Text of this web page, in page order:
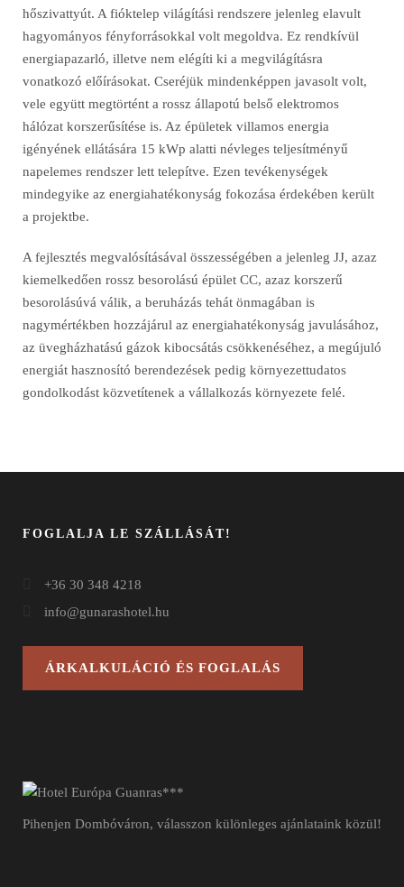
hőszivattyút. A fióktelep világítási rendszere jelenleg elavult
hagyományos fényforrásokkal volt megoldva. Ez rendkívül
energiapazarló, illetve nem elégíti ki a megvilágításra
vonatkozó előírásokat. Cseréjük mindenképpen javasolt volt,
vele együtt megtörtént a rossz állapotú belső elektromos
hálózat korszerűsítése is. Az épületek villamos energia
igényének ellátására 15 kWp alatti névleges teljesítményű
napelemes rendszer lett telepítve. Ezen tevékenységek
mindegyike az energiahatékonyság fokozása érdekében került
a projektbe.
A fejlesztés megvalósításával összességében a jelenleg JJ, azaz
kiemelkedően rossz besorolású épület CC, azaz korszerű
besorolásúvá válik, a beruházás tehát önmagában is
nagymértékben hozzájárul az energiahatékonyság javulásához,
az üvegházhatású gázok kibocsátás csökkenéséhez, a megújuló
energiát hasznosító berendezések pedig környezettudatos
gondolkodást közvetítenek a vállalkozás környezete felé.
FOGLALJA LE SZÁLLÁSÁT!
+36 30 348 4218
info@gunarashotel.hu
ÁRKALKULÁCIÓ ÉS FOGLALÁS
Pihenjen Dombóváron, válasszon különleges ajánlataink közül!